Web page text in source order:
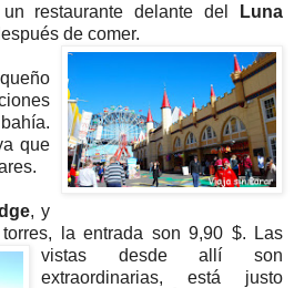
restaurante delante del
Luna
de comer.
que
, y
la entrada son 9,90 $.
Las
vistas desde allí son
extraordinarias, está justo